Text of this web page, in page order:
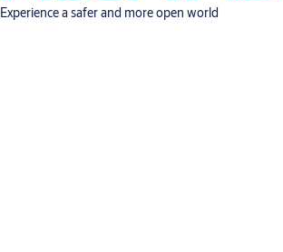
Experience a safer and more open world